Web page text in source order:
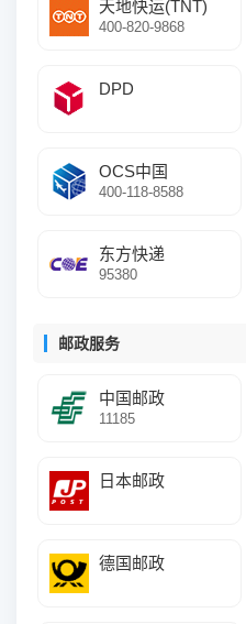
天地快运(TNT)
400-820-9868
DPD
OCS中国
400-118-8588
东方快递
95380
邮政服务
中国邮政
11185
日本邮政
德国邮政